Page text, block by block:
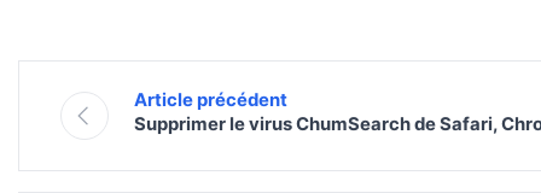
Article précédent
Supprimer le virus ChumSearch de Safari,